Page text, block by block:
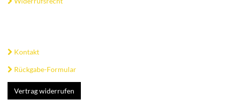
Kontakt
Rückgabe-Formular
Vertrag widerrufen